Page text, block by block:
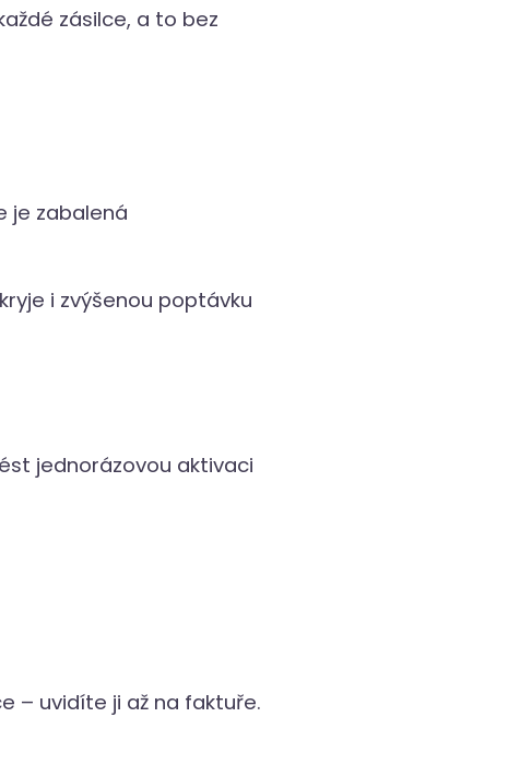
zásilce, a to bez
je zabalená
i zvýšenou poptávku
jednorázovou aktivaci
– uvidíte ji až na faktuře.